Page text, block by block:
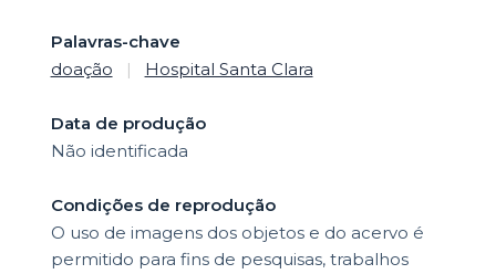
Palavras-chave
doação
| Hospital Santa Clara
Data de produção
Não identificada
Condições de reprodução
O uso de imagens dos objetos e do acervo é
permitido para fins de pesquisas, trabalhos